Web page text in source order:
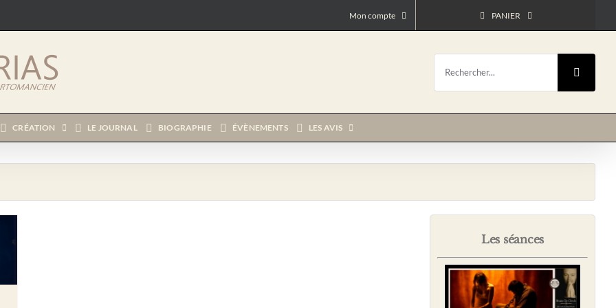
Mon compte PANIER
Rechercher:
CRÉATION LE JOURNAL BIOGRAPHIE ÉVÈNEMENTS LES AVIS
Les séances